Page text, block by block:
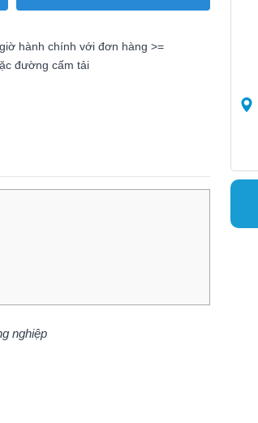
hành chính với đơn hàng >=
đường cấm tải
nghiệp